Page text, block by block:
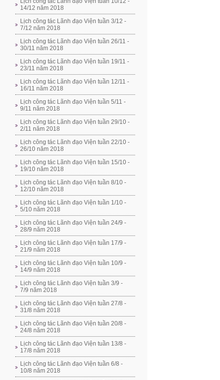
14/12 năm 2018
Lịch công tác Lãnh đạo Viện tuần 3/12 -
7/12 năm 2018
Lịch công tác Lãnh đạo Viện tuần 26/11 -
30/11 năm 2018
Lịch công tác Lãnh đạo Viện tuần 19/11 -
23/11 năm 2018
Lịch công tác Lãnh đạo Viện tuần 12/11 -
16/11 năm 2018
Lịch công tác Lãnh đạo Viện tuần 5/11 -
9/11 năm 2018
Lịch công tác Lãnh đạo Viện tuần 29/10 -
2/11 năm 2018
Lịch công tác Lãnh đạo Viện tuần 22/10 -
26/10 năm 2018
Lịch công tác Lãnh đạo Viện tuần 15/10 -
19/10 năm 2018
Lịch công tác Lãnh đạo Viện tuần 8/10 -
12/10 năm 2018
Lịch công tác Lãnh đạo Viện tuần 1/10 -
5/10 năm 2018
Lịch công tác Lãnh đạo Viện tuần 24/9 -
28/9 năm 2018
Lịch công tác Lãnh đạo Viện tuần 17/9 -
21/9 năm 2018
Lịch công tác Lãnh đạo Viện tuần 10/9 -
14/9 năm 2018
Lịch công tác Lãnh đạo Viện tuần 3/9 -
7/9 năm 2018
Lịch công tác Lãnh đạo Viện tuần 27/8 -
31/8 năm 2018
Lịch công tác Lãnh đạo Viện tuần 20/8 -
24/8 năm 2018
Lịch công tác Lãnh đạo Viện tuần 13/8 -
17/8 năm 2018
Lịch công tác Lãnh đạo Viện tuần 6/8 -
10/8 năm 2018